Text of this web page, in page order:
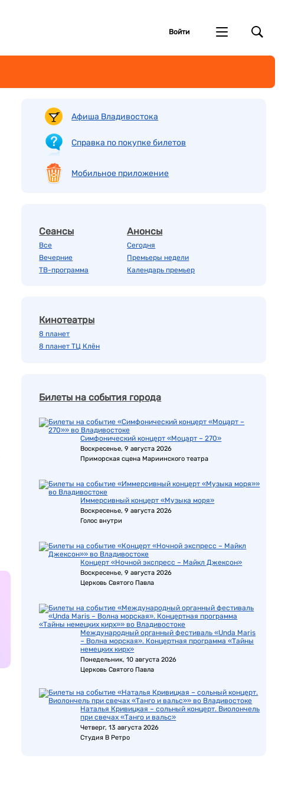
Войти
Афиша Владивостока
Справка по покупке билетов
Мобильное приложение
Сеансы
Все
Вечерние
ТВ-программа
Анонсы
Сегодня
Премьеры недели
Календарь премьер
Кинотеатры
8 планет
8 планет ТЦ Клён
Билеты на события города
Симфонический концерт «Моцарт – 270»
Воскресенье, 9 августа 2026
Приморская сцена Мариинского театра
Иммерсивный концерт «Музыка моря»
Воскресенье, 9 августа 2026
Голос внутри
Концерт «Ночной экспресс – Майкл Джексон»
Воскресенье, 9 августа 2026
Церковь Святого Павла
Международный органный фестиваль «Unda Maris
– Волна морская». Концертная программа «Тайны
немецких кирх»
Понедельник, 10 августа 2026
Церковь Святого Павла
Наталья Кривицкая – сольный концерт. Виолончель
при свечах «Танго и вальс»
Четверг, 13 августа 2026
Студия В Ретро